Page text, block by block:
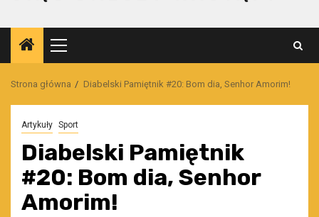
Menu
główne
Strona główna Diabelski Pamiętnik #20: Bom dia, Senhor Amorim!
Artykuły Sport
Diabelski Pamiętnik
#20: Bom dia, Senhor
Amorim!